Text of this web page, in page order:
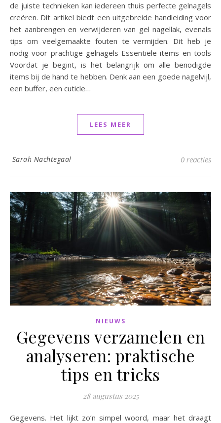
de juiste technieken kan iedereen thuis perfecte gelnagels
creëren. Dit artikel biedt een uitgebreide handleiding voor
het aanbrengen en verwijderen van gel nagellak, evenals
tips om veelgemaakte fouten te vermijden. Dit heb je
nodig voor prachtige gelnagels Essentiële items en tools
Voordat je begint, is het belangrijk om alle benodigde
items bij de hand te hebben. Denk aan een goede nagelvijl,
een buffer, een cuticle…
LEES MEER
Sarah Nachtegaal 0 reacties
NIEUWS
Gegevens verzamelen en
analyseren: praktische
tips en tricks
28 augustus 2025
Gegevens. Het lijkt zo’n simpel woord, maar het draagt